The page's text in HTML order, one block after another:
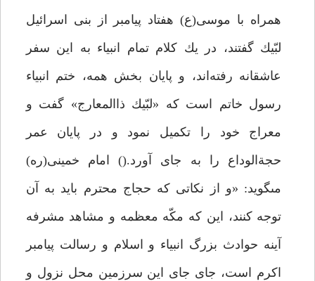
همراه با موسى(ع) هفتاد پيامبر از بنى اسرائيل
لبّيك گفتند، در يك كلام تمام انبياء به اين سفر
عاشقانه رفته‌اند، و پايان بخش همه، ختم انبياء
رسول خاتم است كه «لبّيك ذاالمعارج» گفت و
معراج خود را تكميل نمود و در پايان عمر
حجةالوداع را به جاى آورد.() امام خمينى(ره)
مىگويد: «و از نكاتى كه حجاج محترم بايد به آن
توجه كنند، اين كه مكّه معظمه و مشاهد مشرفه
آينه حوادث بزرگ انبياء و اسلام و رسالت پيامبر
اكرم است، جاى جاى اين سرزمين محل نزول و